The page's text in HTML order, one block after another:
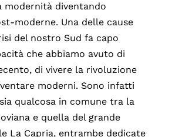
modernità diventando
moderne. Una delle cause
del nostro Sud fa capo
che abbiamo avuto di
di vivere la rivoluzione
moderni. Sono infatti
qualcosa in comune tra la
e quella del grande
La Capria, entrambe dedicate